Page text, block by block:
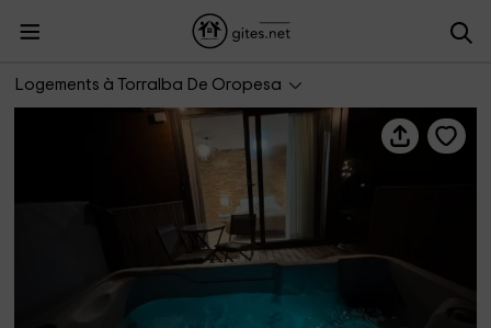
Logements à Torralba De Oropesa
Finca Casaes- La Cabaña del Corazón